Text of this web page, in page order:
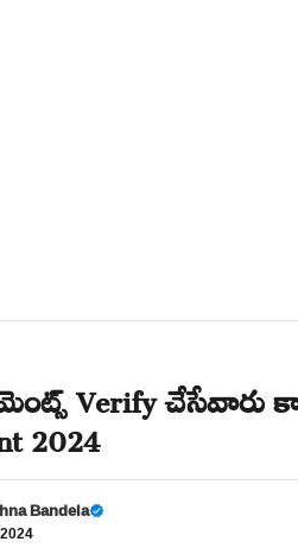
Verify చేసేవారు
2024
Bandela